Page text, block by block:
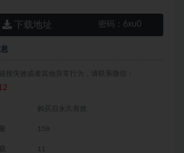
下载地址 密码： 6xu0
接失效或者其他异常行为，请联系微信：
购买后永久有效
158
11